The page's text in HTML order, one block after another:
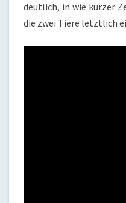
deutlich, in wie kurzer
die zwei Tiere letztlich